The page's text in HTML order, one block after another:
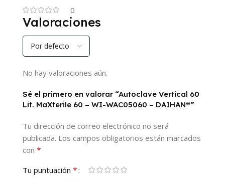
0
Valoraciones
No hay valoraciones aún.
Sé el primero en valorar “Autoclave Vertical 60
Lit. MaXterile 60 – WI-WAC05060 – DAIHAN®”
Tu dirección de correo electrónico no será
publicada. Los campos obligatorios están marcados
con *
Tu puntuación *